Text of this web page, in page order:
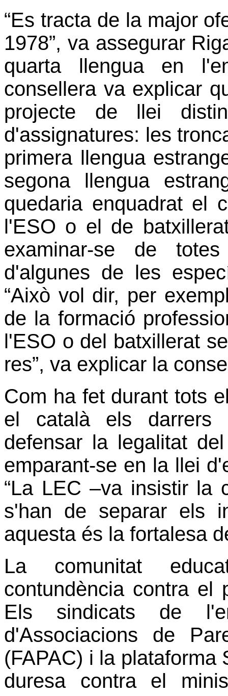
“Es tracta de la major
1978”, va assegurar
quarta llengua en
consellera va explicar
projecte de llei
d'assignatures: les
primera llengua
segona llengua
quedaria enquadrat el
l'ESO o el de
examinar-se de
d'algunes de les
“Això vol dir, per
de la formació
l'ESO o del batxillerat
res”, va explicar la
Com ha fet durant tots
el català els darrers
defensar la legalitat
emparant-se en la llei
“La LEC –va insistir la
s'han de separar els
aquesta és la fortalesa
La comunitat
contundència contra el
Els sindicats de
d'Associacions de
(FAPAC) i la plataforma
duresa contra el